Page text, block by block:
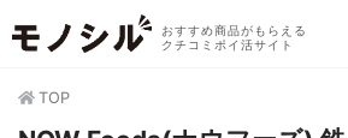
おすすめ商品がもらえる
クチコミポイ活サイト
TOP